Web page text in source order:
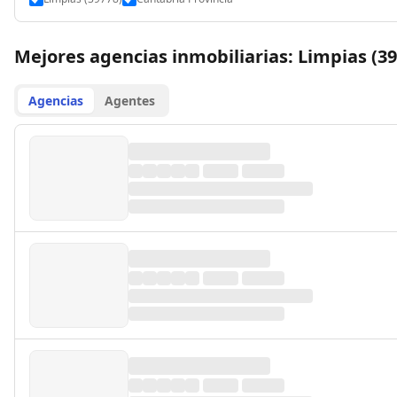
Mejores agencias inmobiliarias: Limpias
Agencias Agentes